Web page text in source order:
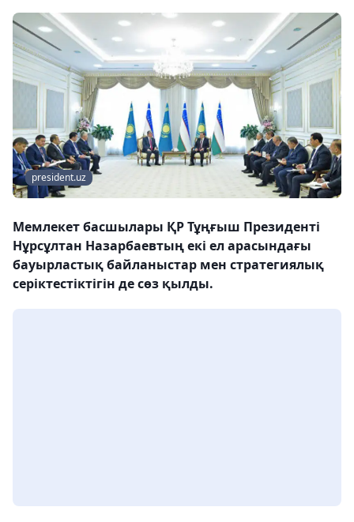
president.uz
Мемлекет басшылары ҚР Тұңғыш Президенті
Нұрсұлтан Назарбаевтың екі ел арасындағы
бауырластық байланыстар мен стратегиялық
серіктестіктігін де сөз қылды.